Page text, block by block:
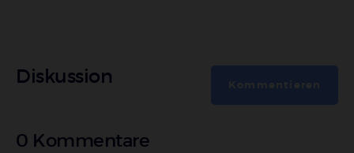
Diskussion
0 Kommentare